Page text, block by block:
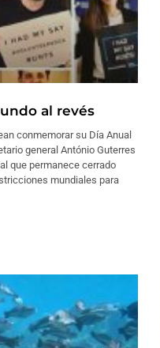
al revés
conmemorar su Día Anual
general António Guterres
que permanece cerrado
mundiales para